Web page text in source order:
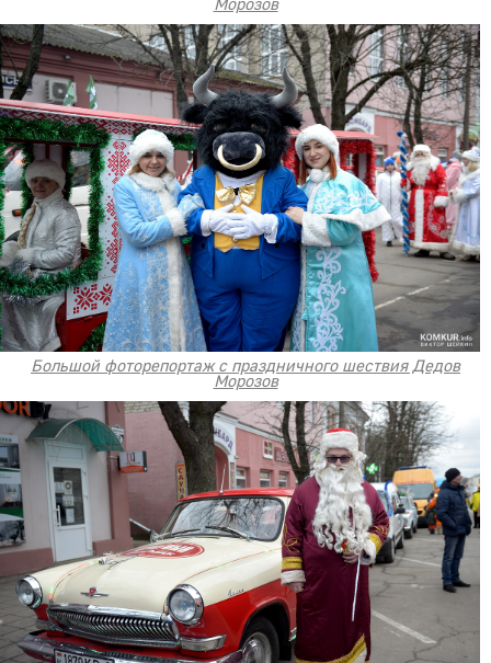
Морозов
Большой фоторепортаж с праздничного шествия Дедов
Морозов